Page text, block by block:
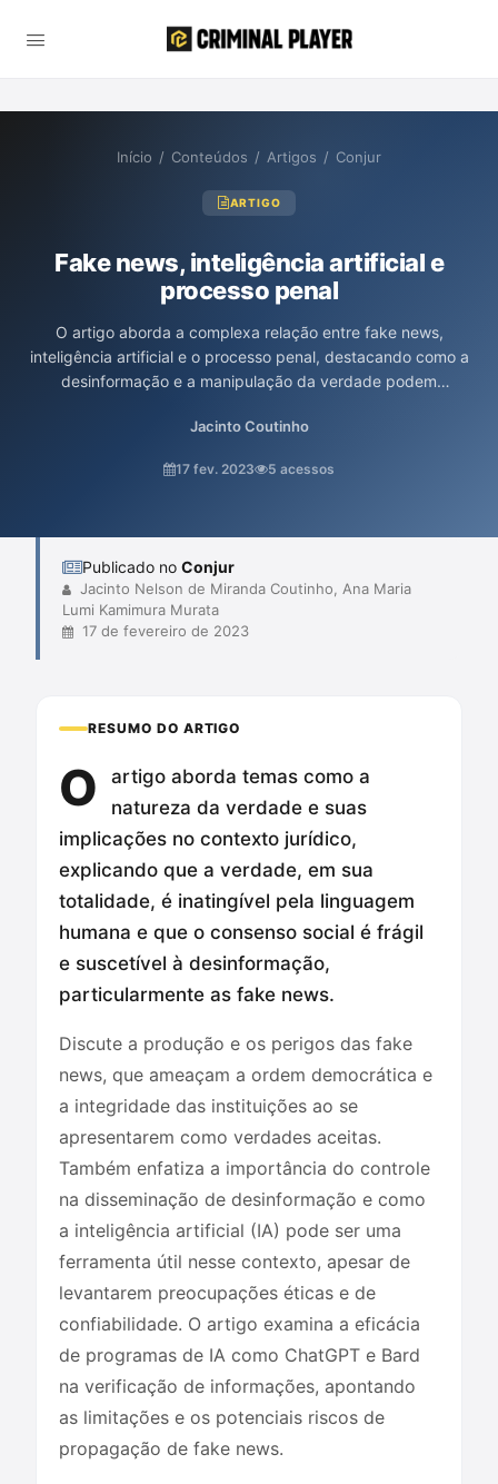
Início / Conteúdos / Artigos / Conjur
ARTIGO
Fake news, inteligência artificial e
processo penal
O artigo aborda a complexa relação entre fake news,
inteligência artificial e o processo penal, destacando como a
desinformação e a manipulação da verdade podem
controle sobre a disseminação de informações falsas e a
problema, ressaltando a importância da confiabilidade nas
Jacinto Coutinho
17 fev. 2023 5 acessos
Publicado no Conjur
Jacinto Nelson de Miranda Coutinho, Ana Maria
Lumi Kamimura Murata
17 de fevereiro de 2023
RESUMO DO ARTIGO
O
artigo aborda temas como a
natureza da verdade e suas
implicações no contexto jurídico,
explicando que a verdade, em sua
totalidade, é inatingível pela linguagem
humana e que o consenso social é frágil
e suscetível à desinformação,
particularmente as fake news.
Discute a produção e os perigos das fake
news, que ameaçam a ordem democrática e
a integridade das instituições ao se
apresentarem como verdades aceitas.
Também enfatiza a importância do controle
na disseminação de desinformação e como
a inteligência artificial (IA) pode ser uma
ferramenta útil nesse contexto, apesar de
levantarem preocupações éticas e de
confiabilidade. O artigo examina a eficácia
de programas de IA como ChatGPT e Bard
na verificação de informações, apontando
as limitações e os potenciais riscos de
propagação de fake news.